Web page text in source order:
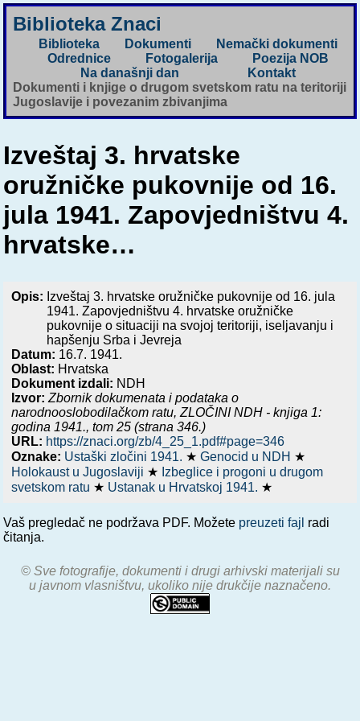
Biblioteka Znaci
Biblioteka Dokumenti
Nemački dokumenti
Odrednice
Fotogalerija
Poezija NOB
Na današnji dan
Kontakt
Dokumenti i knjige o drugom svetskom ratu na teritoriji
Jugoslavije i povezanim zbivanjima
Izveštaj 3. hrvatske
oružničke pukovnije od 16.
jula 1941. Zapovjedništvu 4.
hrvatske…
Opis: Izveštaj 3. hrvatske oružničke pukovnije od 16. jula
1941. Zapovjedništvu 4. hrvatske oružničke
pukovnije o situaciji na svojoj teritoriji, iseljavanju i
hapšenju Srba i Jevreja
Datum: 16.7. 1941.
Oblast: Hrvatska
Dokument izdali: NDH
Izvor: Zbornik dokumenata i podataka o
narodnooslobodilačkom ratu,ZLOČINI NDH - knjiga 1:
godina 1941., tom 25 (strana 346.)
URL: https://znaci.org/zb/4_25_1.pdf#page=346
Oznake: Ustaški zločini 1941. ★Genocid u NDH ★
Holokaust u Jugoslaviji ★ Izbeglice i progoni u drugom
svetskom ratu ★ Ustanak u Hrvatskoj 1941. ★
Vaš pregledač ne podržava PDF. Možete preuzeti fajl radi
čitanja.
© Sve fotografije, dokumenti i drugi arhivski materijali su
u javnom vlasništvu, ukoliko nije drukčije naznačeno.